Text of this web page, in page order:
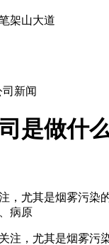
架山大道
司新闻
是做什
尤其是烟雾污染
病原
，尤其是烟雾污染